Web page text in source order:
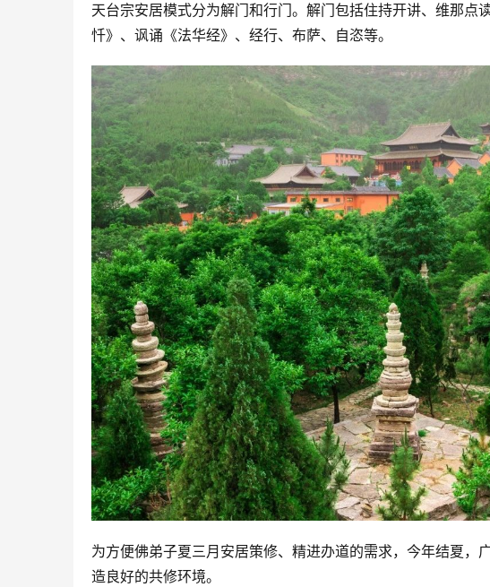
天台宗安居模式分为解门和行门。解门包括住持开讲、维那点
忏》、讽诵《法华经》、经行、布萨、自恣等。
为方便佛弟子夏三月安居策修、精进办道的需求，今年结夏
造良好的共修环境。